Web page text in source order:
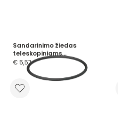
Sandarinimo žiedas
teleskopiniams
vamzdžiams d250mm, NBR
€ 5,57